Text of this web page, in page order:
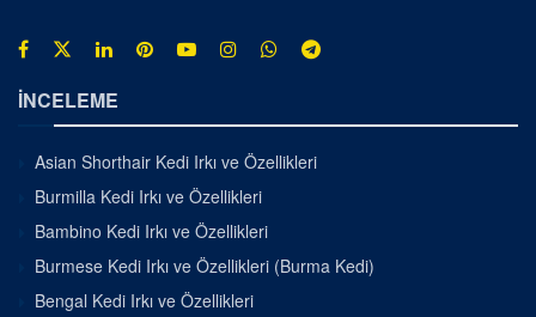
İNCELEME
Asian Shorthair Kedi Irkı ve Özellikleri
Burmilla Kedi Irkı ve Özellikleri
Bambino Kedi Irkı ve Özellikleri
Burmese Kedi Irkı ve Özellikleri (Burma Kedi)
Bengal Kedi Irkı ve Özellikleri